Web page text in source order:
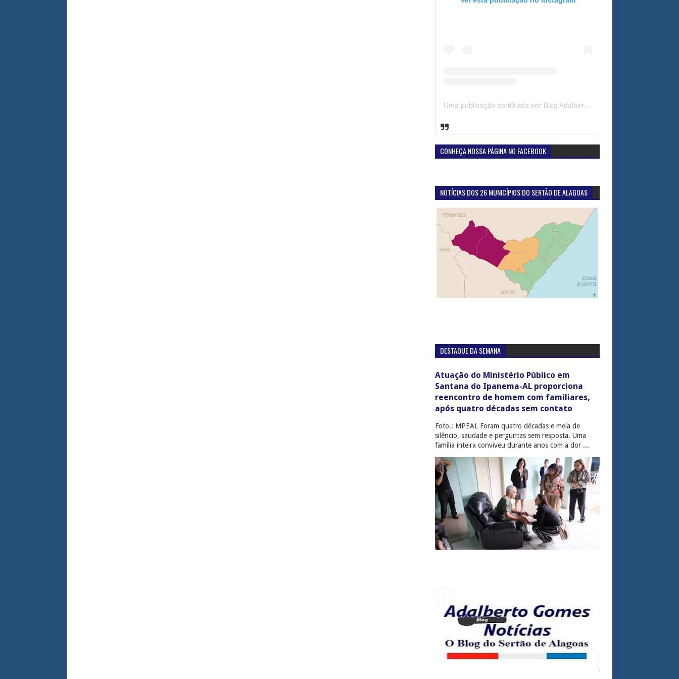
Uma publicação partilhada por Blog Adalberto Gomes Noticias (@blogadalbertogomesnoticiass)
CONHEÇA NOSSA PÁGINA NO FACEBOOK
NOTÍCIAS DOS 26 MUNICÍPIOS DO SERTÃO DE ALAGOAS
DESTAQUE DA SEMANA
Atuação do Ministério Público em
Santana do Ipanema-AL proporciona
reencontro de homem com familiares,
após quatro décadas sem contato
Foto.: MPEAL Foram quatro décadas e meia de
silêncio, saudade e perguntas sem resposta. Uma
família inteira conviveu durante anos com a dor ...